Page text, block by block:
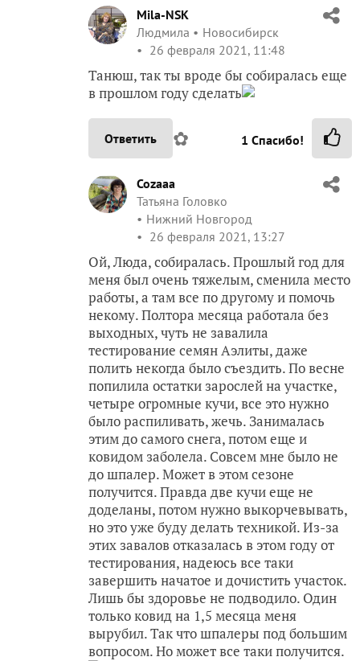
Mila-NSK
Людмила
Новосибирск
26 февраля 2021, 11:48
Танюш, так ты вроде бы собиралась еще
в прошлом году сделать
Ответить ✿ 1 Спасибо!
Cozaaa
Татьяна Головко
Нижний Новгород
26 февраля 2021, 13:27
Ой, Люда, собиралась. Прошлый год для
меня был очень тяжелым, сменила место
работы, а там все по другому и помочь
некому. Полтора месяца работала без
выходных, чуть не завалила
тестирование семян Аэлиты, даже
полить некогда было съездить. По весне
попилила остатки зарослей на участке,
четыре огромные кучи, все это нужно
было распиливать, жечь. Занималась
этим до самого снега, потом еще и
ковидом заболела. Совсем мне было не
до шпалер. Может в этом сезоне
получится. Правда две кучи еще не
доделаны, потом нужно выкорчевывать,
но это уже буду делать техникой. Из-за
этих завалов отказалась в этом году от
тестирования, надеюсь все таки
завершить начатое и дочистить участок.
Лишь бы здоровье не подводило. Один
только ковид на 1,5 месяца меня
вырубил. Так что шпалеры под большим
вопросом. Но может все таки получится.